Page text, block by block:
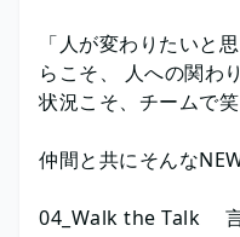
「人が変わりたいと
らこそ、 人への関わ
状況こそ、チームで
仲間と共にそんな
04_Walk the Talk 言